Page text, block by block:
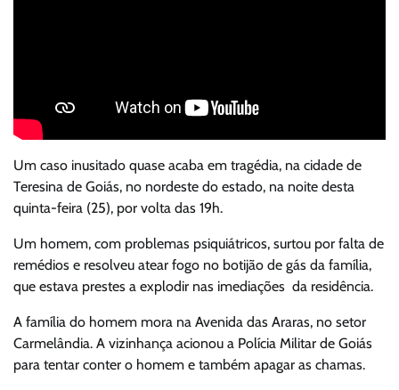
Um caso inusitado quase acaba em tragédia, na cidade de
Teresina de Goiás, no nordeste do estado, na noite desta
quinta-feira (25), por volta das 19h.
Um homem, com problemas psiquiátricos, surtou por falta de
remédios e resolveu atear fogo no botijão de gás da família,
que estava prestes a explodir nas imediações da residência.
A família do homem mora na Avenida das Araras, no setor
Carmelândia. A vizinhança acionou a Polícia Militar de Goiás
para tentar conter o homem e também apagar as chamas.